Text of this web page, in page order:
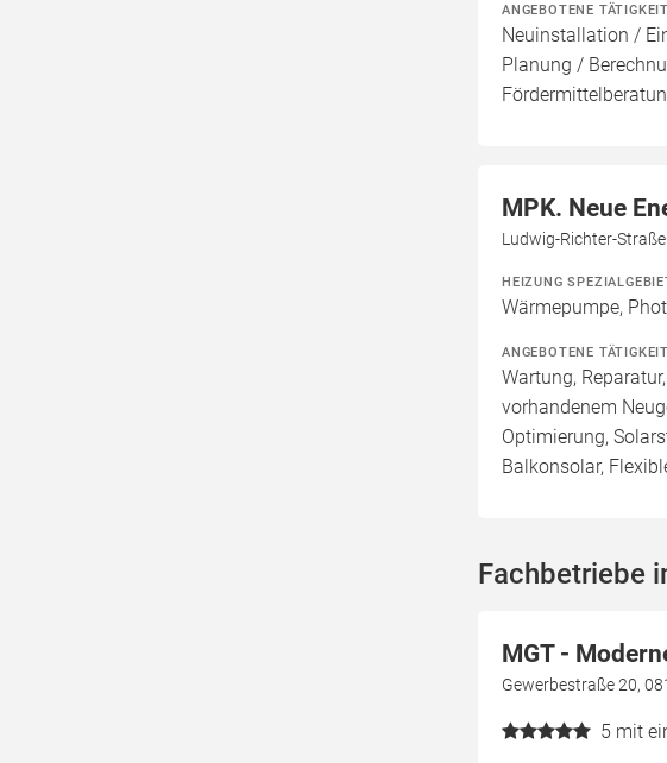
ANGEBOTENE
Neuinstallation /
Planung /
MPK. Neue
Ludwig-Richter-
HEIZUNG
Wärmepumpe,
ANGEBOTENE
Wartung,
vorhandenem
Optimierung,
Balkonsolar,
Fachbetriebe
MGT -
Gewerbestraße 20,
5 mit